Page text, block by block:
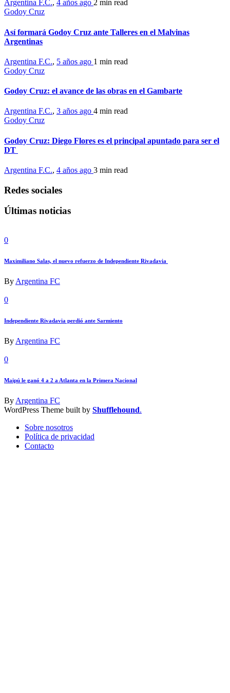
Argentina F.C., 4 años ago 2 min read
Godoy Cruz
Así formará Godoy Cruz ante Talleres en el Malvinas
Argentinas
Argentina F.C., 5 años ago 1 min read
Godoy Cruz
Godoy Cruz: el avance de las obras en el Gambarte
Argentina F.C., 3 años ago 4 min read
Godoy Cruz
Godoy Cruz: Diego Flores es el principal apuntado para ser el
DT
Argentina F.C., 4 años ago 3 min read
Redes sociales
Últimas noticias
0
Maximiliano Salas, el nuevo refuerzo de Independiente Rivadavia
By Argentina FC
0
Independiente Rivadavia perdió ante Sarmiento
By Argentina FC
0
Maipú le ganó 4 a 2 a Atlanta en la Primera Nacional
By Argentina FC
WordPress Theme built by Shufflehound.
Sobre nosotros
Política de privacidad
Contacto